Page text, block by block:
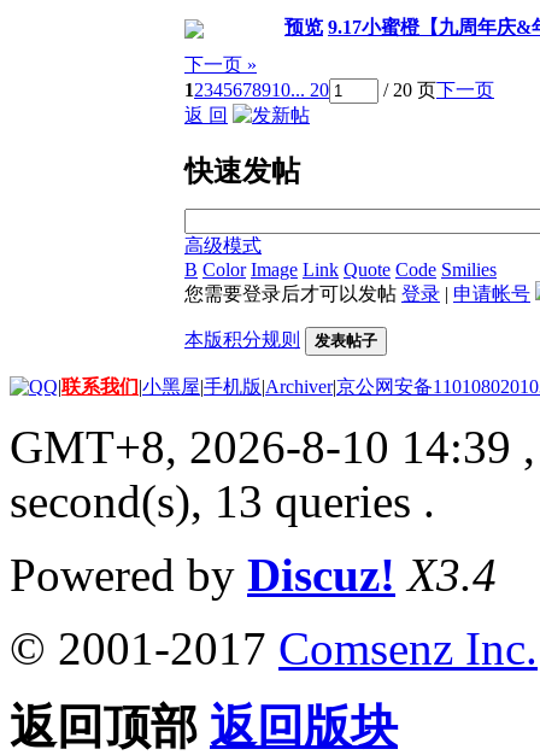
预览 9.17小蜜橙【九周年庆&
下一页 »
12345678910... 20 / 20 页下一页
返 回
快速发帖
高级模式
B Color Image Link Quote Code Smilies
您需要登录后才可以发帖 登录 | 申请帐号
本版积分规则 发表帖子
|联系我们|小黑屋|手机版|Archiver|京公网安备
GMT+8, 2026-8-10 14:39
second(s), 13 queries .
Powered by Discuz! X3.4
© 2001-2017 Comsenz Inc.
返回顶部 返回版块